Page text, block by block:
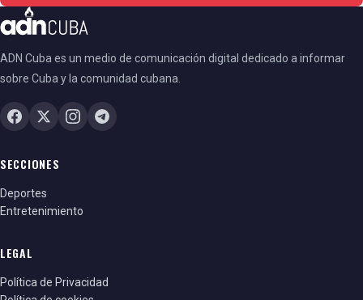
ADN Cuba es un medio de comunicación digital dedicado a informar
sobre Cuba y la comunidad cubana.
SECCIONES
Deportes
Entretenimiento
LEGAL
Política de Privacidad